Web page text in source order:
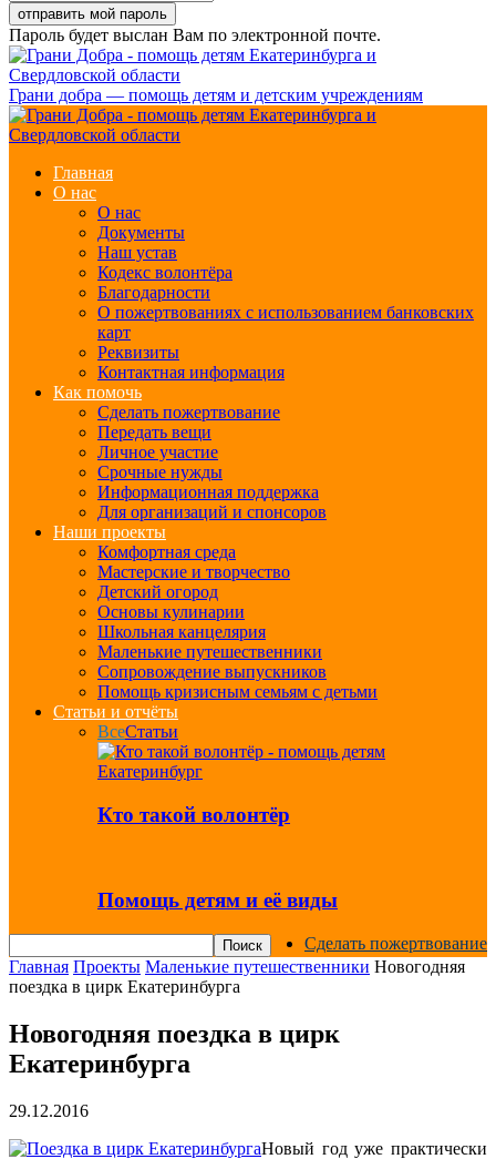
Пароль будет выслан Вам по электронной почте.
Грани добра — помощь детям и детским учреждениям
Главная
О нас
О нас
Документы
Наш устав
Кодекс волонтёра
Благодарности
О пожертвованиях с использованием банковских
карт
Реквизиты
Контактная информация
Как помочь
Сделать пожертвование
Передать вещи
Личное участие
Срочные нужды
Информационная поддержка
Для организаций и спонсоров
Наши проекты
Комфортная среда
Мастерские и творчество
Детский огород
Основы кулинарии
Школьная канцелярия
Маленькие путешественники
Сопровождение выпускников
Помощь кризисным семьям с детьми
Статьи и отчёты
ВсеСтатьи
Кто такой волонтёр
Помощь детям и её виды
Сделать пожертвование
Главная Проекты Маленькие путешественники Новогодняя
поездка в цирк Екатеринбурга
Новогодняя поездка в цирк
Екатеринбурга
29.12.2016
Новый год уже практически